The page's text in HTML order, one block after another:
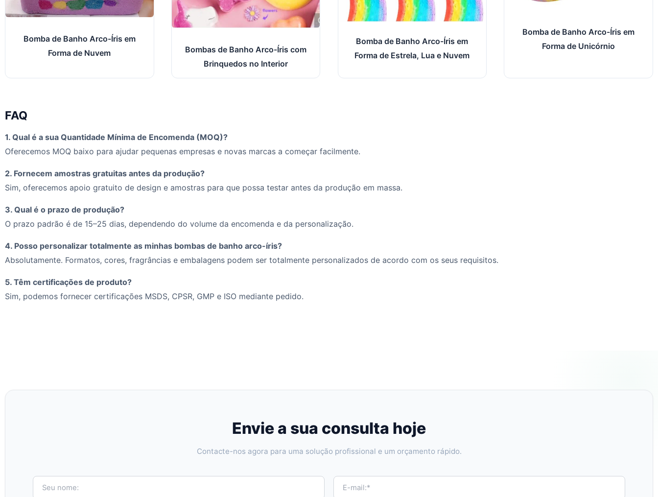
Bomba de Banho Arco-Íris em
Forma de Nuvem
Bombas de Banho Arco-Íris com
Brinquedos no Interior
Bomba de Banho Arco-Íris em
Forma de Estrela, Lua e Nuvem
Bomba de Banho Arco-Íris em
Forma de Unicórnio
FAQ
1. Qual é a sua Quantidade Mínima de Encomenda (MOQ)?
Oferecemos MOQ baixo para ajudar pequenas empresas e novas marcas a começar facilmente.
2. Fornecem amostras gratuitas antes da produção?
Sim, oferecemos apoio gratuito de design e amostras para que possa testar antes da produção em massa.
3. Qual é o prazo de produção?
O prazo padrão é de 15–25 dias, dependendo do volume da encomenda e da personalização.
4. Posso personalizar totalmente as minhas bombas de banho arco-íris?
Absolutamente. Formatos, cores, fragrâncias e embalagens podem ser totalmente personalizados de acordo com os seus requisitos.
5. Têm certificações de produto?
Sim, podemos fornecer certificações MSDS, CPSR, GMP e ISO mediante pedido.
Envie a sua consulta hoje
Contacte-nos agora para uma solução profissional e um orçamento rápido.
Seu nome: E-mail:*